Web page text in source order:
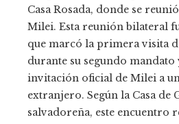
Casa Rosada, donde se
Milei. Esta reunión bilateral
que marcó la primera visita
durante su segundo
invitación oficial de Milei a
extranjero. Según la Casa de
salvadoreña, este encuentro